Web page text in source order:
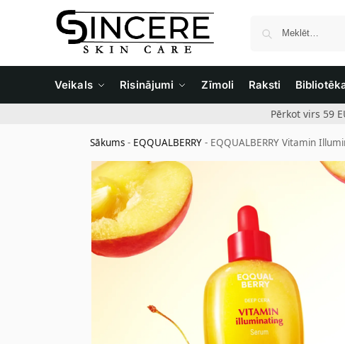
Veikals Risinājumi Zīmoli Raksti
Pērkot virs 59
Sākums - EQQUALBERRY - EQQUALBERRY Vitamin